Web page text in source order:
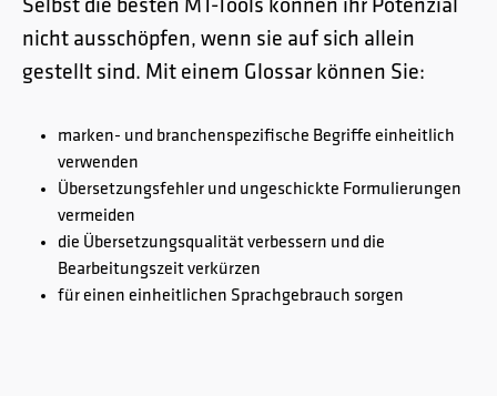
Selbst die besten MT-Tools können ihr Potenzial
nicht ausschöpfen, wenn sie auf sich allein
gestellt sind. Mit einem Glossar können Sie:
marken- und branchenspezifische Begriffe einheitlich
verwenden
Übersetzungsfehler und ungeschickte Formulierungen
vermeiden
die Übersetzungsqualität verbessern und die
Bearbeitungszeit verkürzen
für einen einheitlichen Sprachgebrauch sorgen